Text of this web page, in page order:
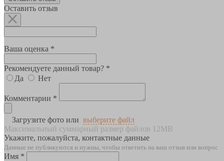
Оставить отзыв
Ваша оценка *
Рекомендуете данный товар? *
Да
Нет
Комментарии *
Загрузите фото или выберите файл
Максимальный суммарный размер файлов 12MB
Укажите, пожалуйста, контактные данные
Данные не публикуются и нужны, чтобы ответить на ваш отзыв или вопрос
Имя *